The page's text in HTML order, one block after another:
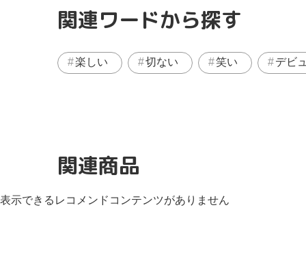
関連ワードから探す
楽しい 切ない 笑い デビ
関連商品
表示できるレコメンドコンテンツがありません